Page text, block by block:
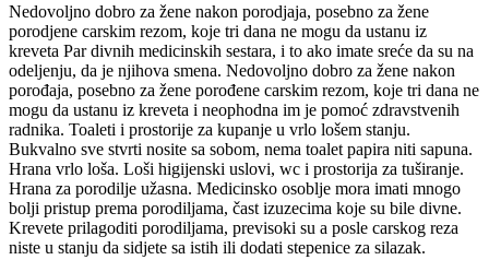
Nedovoljno dobro za žene nakon porodjaja, posebno za žene
porodjene carskim rezom, koje tri dana ne mogu da ustanu iz
kreveta Par divnih medicinskih sestara, i to ako imate sreće da su na
odeljenju, da je njihova smena. Nedovoljno dobro za žene nakon
porođaja, posebno za žene porođene carskim rezom, koje tri dana ne
mogu da ustanu iz kreveta i neophodna im je pomoć zdravstvenih
radnika. Toaleti i prostorije za kupanje u vrlo lošem stanju.
Bukvalno sve stvrti nosite sa sobom, nema toalet papira niti sapuna.
Hrana vrlo loša. Loši higijenski uslovi, wc i prostorija za tuširanje.
Hrana za porodilje užasna. Medicinsko osoblje mora imati mnogo
bolji pristup prema porodiljama, čast izuzecima koje su bile divne.
Krevete prilagoditi porodiljama, previsoki su a posle carskog reza
niste u stanju da sidjete sa istih ili dodati stepenice za silazak.